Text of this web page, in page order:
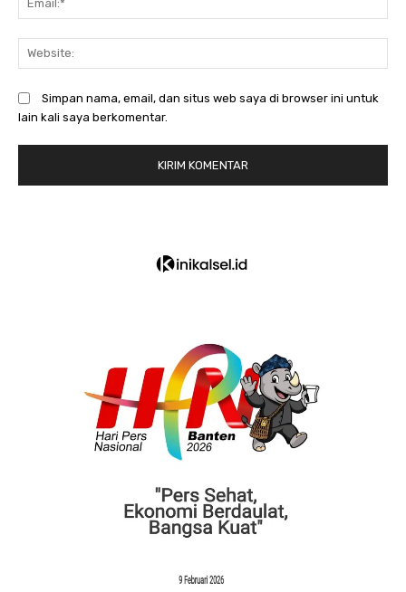
Simpan nama, email, dan situs web saya di browser ini untuk
lain kali saya berkomentar.